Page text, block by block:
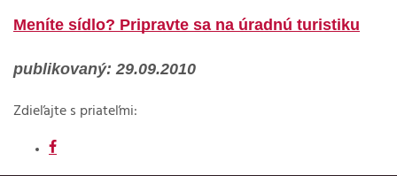
Meníte sídlo? Pripravte sa na úradnú turistiku
publikovaný: 29.09.2010
Zdieľajte s priateľmi: